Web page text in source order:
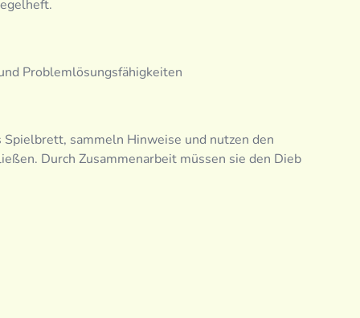
Problemlösungsfähigkeiten
sammeln Hinweise und nutzen den
Durch Zusammenarbeit müssen sie den Dieb